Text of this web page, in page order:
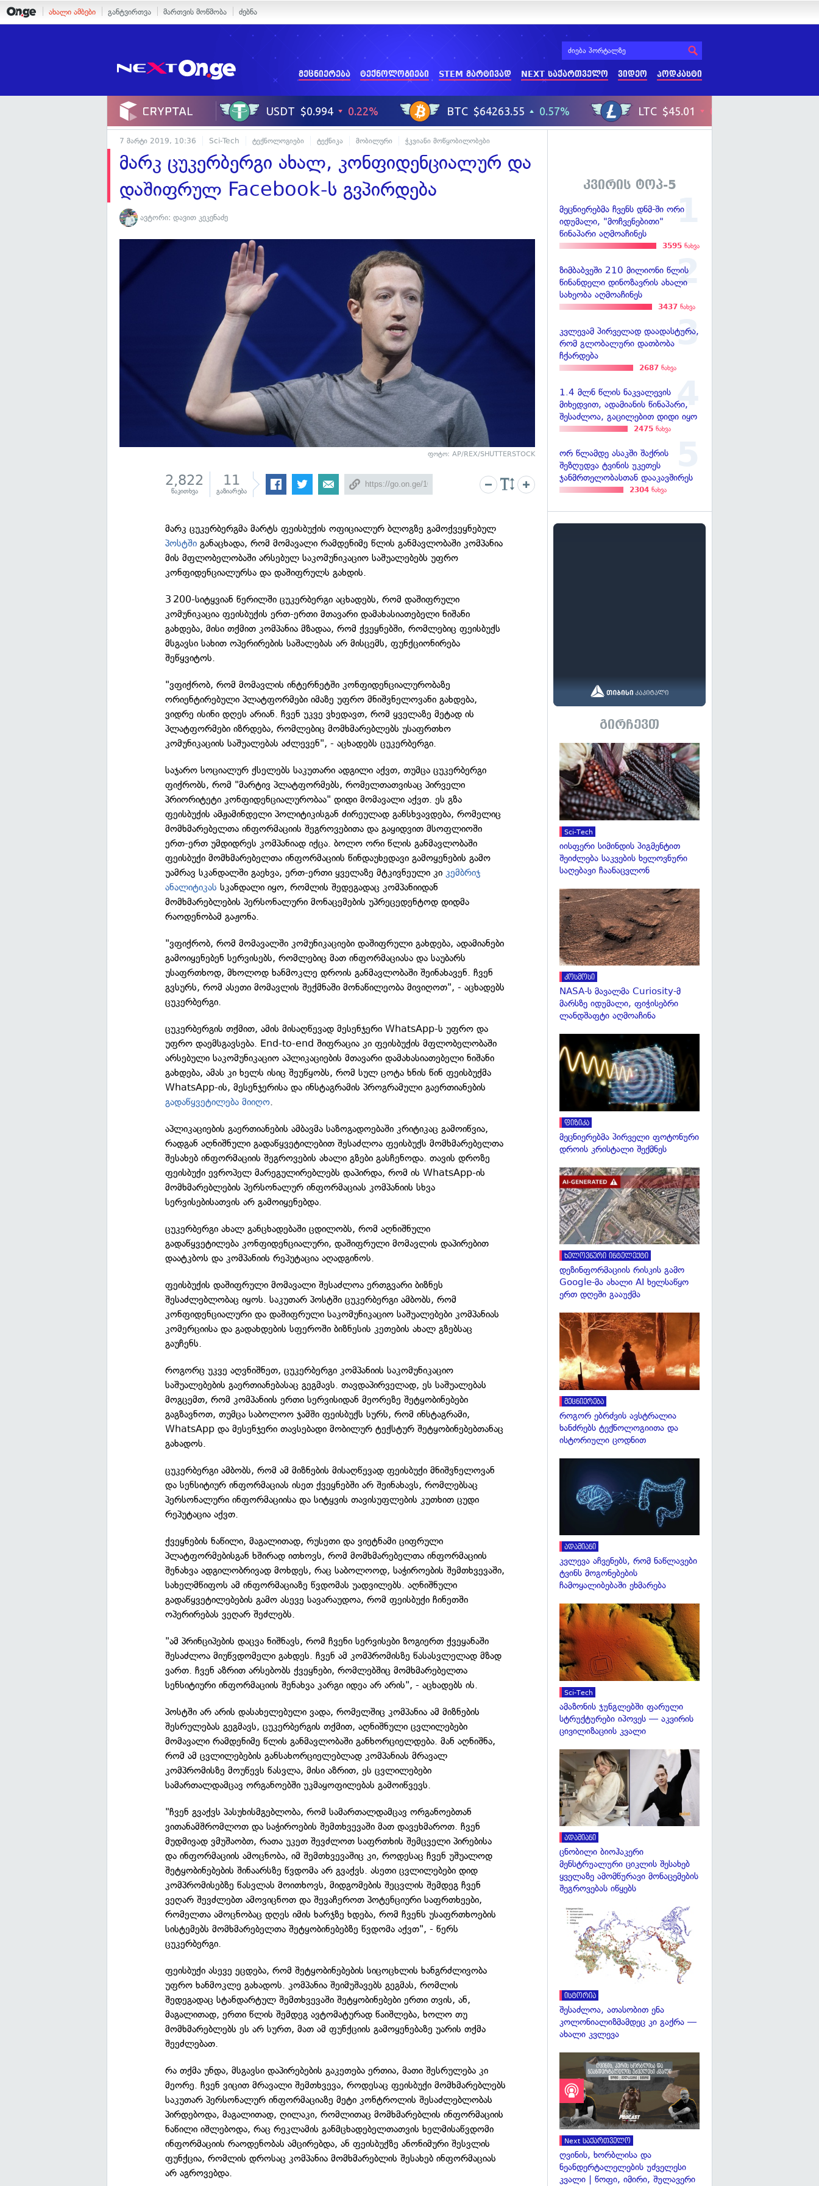
ახალი ამბები განტვირთვა მართვის მოწმობა ძებნა
მეცნიერება ტექნოლოგიები STEM მარტივად NEXT საქართველო ვიდეო პოდკასტი
7 მარტი 2019, 10:36 Sci-Tech ტექნოლოგიები ტექნიკა მობილური ჭკვიანი მოწყობილობები
მარკ ცუკერბერგი ახალ, კონფიდენციალურ და
დაშიფრულ Facebook-ს გვპირდება
ავტორი: დავით კეკენაძე
ფოტო: AP/REX/SHUTTERSTOCK
2,822
წაკითხვა
11
გაზიარება
მარკ ცუკერბერგმა მარტს ფეისბუქის ოფიციალურ ბლოგზე გამოქვეყნებულ
პოსტში განაცხადა, რომ მომავალი რამდენიმე წლის განმავლობაში კომპანია
მის მფლობელობაში არსებულ საკომუნიკაციო საშუალებებს უფრო
კონფიდენციალურსა და დაშიფრულს გახდის.
3 200-სიტყვიან წერილში ცუკერბერგი აცხადებს, რომ დაშიფრული
კომუნიკაცია ფეისბუქის ერთ-ერთი მთავარი დამახასიათებელი ნიშანი
გახდება, მისი თქმით კომპანია მზადაა, რომ ქვეყნებში, რომლებიც ფეისბუქს
მსგავსი სახით ოპერირების საშალებას არ მისცემს, ფუნქციონირება
შეწყვიტოს.
"ვფიქრობ, რომ მომავლის ინტერნეტში კონფიდენციალურობაზე
ორიენტირებული პლატფორმები იმაზე უფრო მნიშვნელოვანი გახდება,
ვიდრე ისინი დღეს არიან. ჩვენ უკვე ვხედავთ, რომ ყველაზე მეტად ის
პლატფორმები იზრდება, რომლებიც მომხმარებლებს უსაფრთხო
კომუნიკაციის საშუალებას აძლევენ", - აცხადებს ცუკერბერგი.
საჯარო სოციალურ ქსელებს საკუთარი ადგილი აქვთ, თუმცა ცუკერბერგი
ფიქრობს, რომ "მარტივ პლატფორმებს, რომელთათვისაც პირველი
პრიორიტეტი კონფიდენციალურობაა" დიდი მომავალი აქვთ. ეს გზა
ფეისბუქის ამჟამინდელი პოლიტიკისგან ძირეულად განსხვავდება, რომელიც
მომხმარებელთა ინფორმაციის შეგროვებითა და გაყიდვით მსოფლიოში
ერთ-ერთ უმდიდრეს კომპანიად იქცა. ბოლო ორი წლის განმავლობაში
ფეისბუქი მომხმარებელთა ინფორმაციის წინდაუხედავი გამოყენების გამო
უამრავ სკანდალში გაეხვა, ერთ-ერთი ყველაზე მტკივნეული კიკემბრიჯ
ანალიტიკასსკანდალი იყო, რომლის შედეგადაც კომპანიიდან
მომხმარებლების პერსონალური მონაცემების უპრეცედენტოდ დიდმა
რაოდენობამ გაჟონა.
"ვფიქრობ, რომ მომავალში კომუნიკაციები დაშიფრული გახდება, ადამიანები
გამოიყენებენ სერვისებს, რომლებიც მათ ინფორმაციასა და საუბარს
უსაფრთხოდ, მხოლოდ ხანმოკლე დროის განმავლობაში შეინახავენ. ჩვენ
გვსურს, რომ ასეთი მომავლის შექმნაში მონაწილეობა მივიღოთ", - აცხადებს
ცუკერბერგი.
ცუკერბერგის თქმით, ამის მისაღწევად მესენჯერი WhatsApp-ს უფრო და
უფრო დაემსგავსება. End-to-end შიფრაცია კი ფეისბუქის მფლობელობაში
არსებული საკომუნიკაციო აპლიკაციების მთავარი დამახასიათებელი ნიშანი
გახდება, ამას კი ხელს ისიც შეუწყობს, რომ სულ ცოტა ხნის წინ ფეისბუქმა
WhatsApp-ის, მესენჯერისა და ინსტაგრამის პროგრამული გაერთიანების
გადაწყვეტილება მიიღო.
აპლიკაციების გაერთიანების ამბავმა საზოგადოებაში კრიტიკაც გამოიწვია,
რადგან აღნიშნული გადაწყვეტილებით შესაძლოა ფეისბუქს მომხმარებელთა
შესახებ ინფორმაციის შეგროვების ახალი გზები გასჩენოდა. თავის დროზე
ფეისბუქი ევროპელ მარეგულირებლებს დაპირდა, რომ ის WhatsApp-ის
მომხმარებლების პერსონალურ ინფორმაციას კომპანიის სხვა
სერვისებისათვის არ გამოიყენებდა.
ცუკერბერგი ახალ განცხადებაში ცდილობს, რომ აღნიშნული
გადაწყვეტილება კონფიდენციალური, დაშიფრული მომავლის დაპირებით
დაატკბოს და კომპანიის რეპუტაცია აღადგინოს.
ფეისბუქის დაშიფრული მომავალი შესაძლოა ერთგვარი ბიზნეს
შესაძლებლობაც იყოს. საკუთარ პოსტში ცუკერბერგი ამბობს, რომ
კონფიდენციალური და დაშიფრული საკომუნიკაციო საშუალებები კომპანიას
კომერციისა და გადახდების სფეროში ბიზნესის კეთების ახალ გზებსაც
გაუჩენს.
როგორც უკვე აღვნიშნეთ, ცუკერბერგი კომპანიის საკომუნიკაციო
საშუალებების გაერთიანებასაც გეგმავს. თავდაპირველად, ეს საშუალებას
მოგცემთ, რომ კომპანიის ერთი სერვისიდან მეორეზე შეტყობინებები
გაგზავნოთ, თუმცა საბოლოო ჯამში ფეისბუქს სურს, რომ ინსტაგრამი,
WhatsApp და მესენჯერი თავსებადი მობილურ ტექსტურ შეტყობინებებთანაც
გახადოს.
ცუკერბერგი ამბობს, რომ ამ მიზნების მისაღწევად ფეისბუქი მნიშვნელოვან
და სენსიტიურ ინფორმაციას ისეთ ქვეყნებში არ შეინახავს, რომლებსაც
პერსონალური ინფორმაციისა და სიტყვის თავისუფლების კუთხით ცუდი
რეპუტაცია აქვთ.
ქვეყნების ნაწილი, მაგალითად, რუსეთი და ვიეტნამი ციფრული
პლატფორმებისგან ხშირად ითხოვს, რომ მომხმარებელთა ინფორმაციის
შენახვა ადგილობრივად მოხდეს, რაც საბოლოოდ, საჭიროების შემთხვევაში,
სახელმწიფოს ამ ინფორმაციაზე წვდომას უადვილებს. აღნიშნული
გადაწყვეტილებების გამო ასევე სავარაუდოა, რომ ფეისბუქი ჩინეთში
ოპერირებას ვეღარ შეძლებს.
"ამ პრინციპების დაცვა ნიშნავს, რომ ჩვენი სერვისები ზოგიერთ ქვეყანაში
შესაძლოა მიუწვდომელი გახდეს. ჩვენ ამ კომპრომისზე წასასვლელად მზად
ვართ. ჩვენ აზრით არსებობს ქვეყნები, რომლებშიც მომხმარებელთა
სენსიტიური ინფორმაციის შენახვა კარგი იდეა არ არის", - აცხადებს ის.
პოსტში არ არის დასახელებული ვადა, რომელშიც კომპანია ამ მიზნების
შესრულებას გეგმავს, ცუკერბერგის თქმით, აღნიშნული ცვლილებები
მომავალი რამდენიმე წლის განმავლობაში განხორციელდება. მან აღნიშნა,
რომ ამ ცვლილებების განსახორციელებლად კომპანიას მრავალ
კომპრომისზე მოუწევს წასვლა, მისი აზრით, ეს ცვლილებები
სამართალდამცავ ორგანოებში უკმაყოფილებას გამოიწვევს.
"ჩვენ გვაქვს პასუხისმგებლობა, რომ სამართალდამცავ ორგანოებთან
ვითანამშრომლოთ და საჭიროების შემთხვევაში მათ დავეხმაროთ. ჩვენ
მუდმივად ვმუშაობთ, რათა უკეთ შევძლოთ საფრთხის შემცველი პირებისა
და ინფორმაციის ამოცნობა, იმ შემთხვევაშიც კი, როდესაც ჩვენ უშუალოდ
შეტყობინებების შინაარსზე წვდომა არ გვაქვს. ასეთი ცვლილებები დიდ
კომპრომისებზე წასვლას მოითხოვს, მიდგომების შეცვლის შემდეგ ჩვენ
ვეღარ შევძლებთ ამოვიცნოთ და შევაჩეროთ პოტენციური საფრთხეები,
რომელთა ამოცნობაც დღეს იმის ხარჯზე ხდება, რომ ჩვენს უსაფრთხოების
სისტემებს მომხმარებელთა შეტყობინებებზე წვდომა აქვთ", - წერს
ცუკერბერგი.
ფეისბუქი ასევე ეცდება, რომ შეტყობინებების სიცოცხლის ხანგრძლივობა
უფრო ხანმოკლე გახადოს. კომპანია შეიმუშავებს გეგმას, რომლის
შედეგადაც სტანდარტულ შემთხვევაში შეტყობინებები ერთი თვის, ან,
მაგალითად, ერთი წლის შემდეგ ავტომატურად წაიშლება, ხოლო თუ
მომხმარებლებს ეს არ სურთ, მათ ამ ფუნქციის გამოყენებაზე უარის თქმა
შეეძლებათ.
რა თქმა უნდა, მსგავსი დაპირებების გაკეთება ერთია, მათი შესრულება კი
მეორე. ჩვენ ვიცით მრავალი შემთხვევა, როდესაც ფეისბუქი მომხმარებლებს
საკუთარ პერსონალურ ინფორმაციაზე მეტი კონტროლის შესაძლებლობას
პირდებოდა, მაგალითად, ღილაკი, რომლითაც მომხმარებლის ინფორმაციის
ნაწილი იშლებოდა, რაც რეკლამის განმცხადებელთათვის ხელმისაწვდომი
ინფორმაციის რაოდენობას ამცირებდა, ან ფეისბუქზე ანონიმური შესვლის
ფუნქცია, რომლის დროსაც კომპანია მომხმარებლის შესახებ ინფორმაციას
არ აგროვებდა.
კვირის ტოპ-5
მეცნიერებმა ჩვენს დნმ-ში ორი
იდუმალი, "მოჩვენებითი"
წინაპარი აღმოაჩინეს
3595 ნახვა
ზიმბაბვეში 210 მილიონი წლის
წინანდელი დინოზავრის ახალი
სახეობა აღმოაჩინეს
3437 ნახვა
კვლევამ პირველად დაადასტურა,
რომ გლობალური დათბობა
ჩქარდება
2687 ნახვა
1.4 მლნ წლის ნაკვალევის
მიხედვით, ადამიანის წინაპარი,
შესაძლოა, გაცილებით დიდი იყო
2475 ნახვა
ორ წლამდე ასაკში შაქრის
შეზღუდვა ტვინის უკეთეს
ჯანმრთელობასთან დააკავშირეს
2304 ნახვა
გირჩევთ
Sci-Tech
იისფერი სიმინდის პიგმენტით
შეიძლება საკვების ხელოვნური
საღებავი ჩაანაცვლონ
კოსმოსი
NASA-ს მავალმა Curiosity-მ
მარსზე იდუმალი, ფიჭისებრი
ლანდშაფტი აღმოაჩინა
ფიზიკა
მეცნიერებმა პირველი ფოტონური
დროის კრისტალი შექმნეს
ხელოვნური ინტელექტი
დეზინფორმაციის რისკის გამო
Google-მა ახალი AI ხელსაწყო
ერთ დღეში გააუქმა
მეცნიერება
როგორ ებრძვის ავსტრალია
ხანძრებს ტექნოლოგიითა და
ისტორიული ცოდნით
ადამიანი
კვლევა აჩვენებს, რომ ნაწლავები
ტვინს მოგონებების
ჩამოყალიბებაში ეხმარება
Sci-Tech
ამაზონის ჯუნგლებში ფარული
სტრუქტურები იპოვეს — აკვირის
ცივილიზაციის კვალი
ადამიანი
ცნობილი ბიოჰაკერი
მენსტრუალური ციკლის შესახებ
ყველაზე ამომწურავი მონაცემების
შეგროვებას იწყებს
ისტორია
შესაძლოა, ათასობით ენა
კოლონიალიზმამდეც კი გაქრა —
ახალი კვლევა
Next საქართველო
ღვინის, ხორბლისა და
ნეანდერტალელების უძველესი
კვალი | წოფი, იმირი, შულავერი